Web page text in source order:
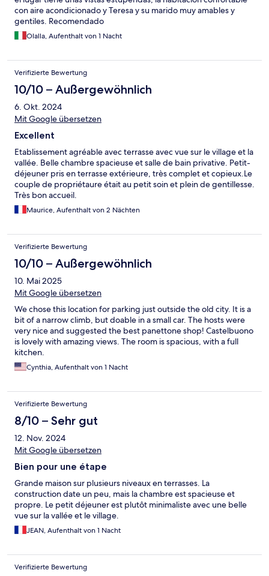
con aire acondicionado y Teresa y su marido muy amables y
gentiles. Recomendado
Olalla, Aufenthalt von 1 Nacht
Verifizierte Bewertung
10/10 – Außergewöhnlich
6. Okt. 2024
Mit Google übersetzen
Excellent
Etablissement agréable avec terrasse avec vue sur le village et la
vallée. Belle chambre spacieuse et salle de bain privative. Petit-
déjeuner pris en terrasse extérieure, très complet et copieux.Le
couple de propriétaure était au petit soin et plein de gentillesse.
Très bon accueil.
Maurice, Aufenthalt von 2 Nächten
Verifizierte Bewertung
10/10 – Außergewöhnlich
10. Mai 2025
Mit Google übersetzen
We chose this location for parking just outside the old city. It is a
bit of a narrow climb, but doable in a small car. The hosts were
very nice and suggested the best panettone shop! Castelbuono
is lovely with amazing views. The room is spacious, with a full
kitchen.
Cynthia, Aufenthalt von 1 Nacht
Verifizierte Bewertung
8/10 – Sehr gut
12. Nov. 2024
Mit Google übersetzen
Bien pour une étape
Grande maison sur plusieurs niveaux en terrasses. La
construction date un peu, mais la chambre est spacieuse et
propre. Le petit déjeuner est plutôt minimaliste avec une belle
vue sur la vallée et le village.
JEAN, Aufenthalt von 1 Nacht
Verifizierte Bewertung